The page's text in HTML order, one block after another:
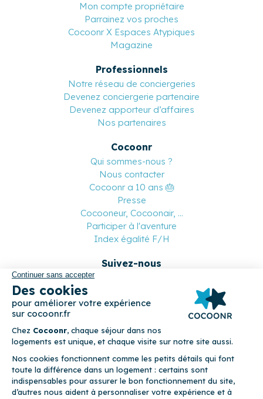
Mon compte propriétaire
Parrainez vos proches
Cocoonr X Espaces Atypiques
Magazine
Professionnels
Notre réseau de conciergeries
Devenez conciergerie partenaire
Devenez apporteur d’affaires
Nos partenaires
Cocoonr
Qui sommes-nous ?
Nous contacter
Cocoonr a 10 ans 🎂
Presse
Cocooneur, Cocoonair, ...
Participer à l'aventure
Index égalité F/H
Suivez-nous